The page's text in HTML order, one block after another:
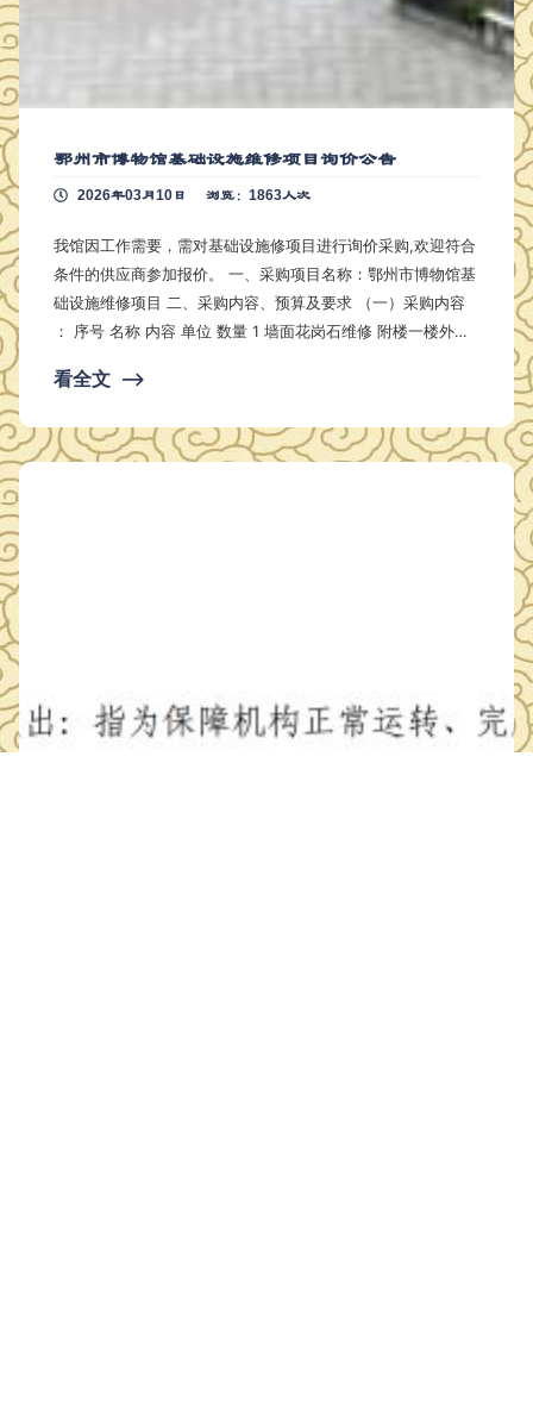
鄂州市博物馆基础设施维修项目询价公告
2026年03月10日 浏览：1863人次
我馆因工作需要，需对基础设施修项目进行询价采购,欢迎符合
条件的供应商参加报价。 一、采购项目名称：鄂州市博物馆基
础设施维修项目 二、采购内容、预算及要求 （一）采购内容
： 序号 名称 内容 单位 数量 1 墙面花岗石维修 附楼一楼外墙
岗石更换 平方 3 2 附楼屋面天沟清理、排水管疏通 8条排水管
通及淤泥、杂物清理…
看全文 ⟶